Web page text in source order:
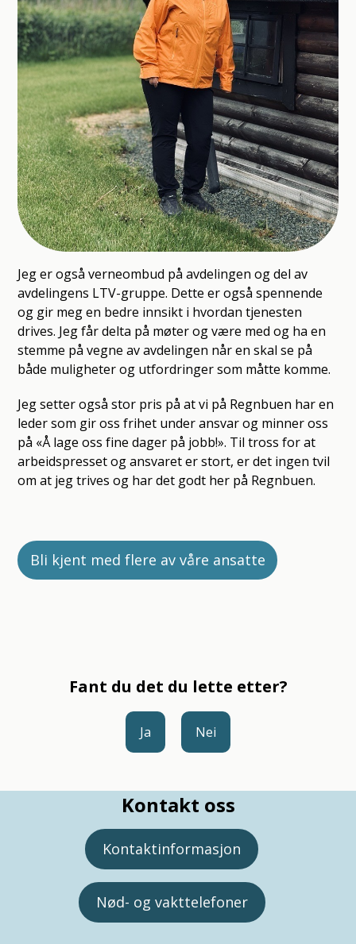
Jeg er også verneombud på avdelingen og del av
avdelingens LTV-gruppe. Dette er også spennende
og gir meg en bedre innsikt i hvordan tjenesten
drives. Jeg får delta på møter og være med og ha en
stemme på vegne av avdelingen når en skal se på
både muligheter og utfordringer som måtte komme.
Jeg setter også stor pris på at vi på Regnbuen har en
leder som gir oss frihet under ansvar og minner oss
på «Å lage oss fine dager på jobb!». Til tross for at
arbeidspresset og ansvaret er stort, er det ingen tvil
om at jeg trives og har det godt her på Regnbuen.
Bli kjent med flere av våre ansatte
Fant du det du lette etter?
Ja Nei
Kontakt oss
Kontaktinformasjon
Nød- og vakttelefoner